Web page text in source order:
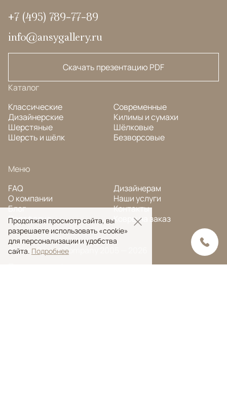
+7 (495) 789-77-89
info@ansygallery.ru
Скачать презентацию PDF
Каталог
Классические
Дизайнерские
Шерстяные
Шерсть и шёлк
Современные
Килимы и сумахи
Шёлковые
Безворсовые
Меню
FAQ
О компании
Блог
Портфолио
Дизайнерам
Наши услуги
Контакты
Ковры на заказ
© Ansy Carpet Company 2005 — 2026
Продолжая просмотр сайта, вы
разрешаете использовать «cookie»
для персонализации и удобства
сайта. Подробнее